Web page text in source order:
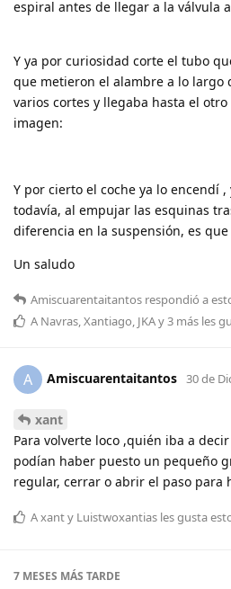
espiral antes de llegar a la válvula
Y ya por curiosidad corte el tubo
que metieron el alambre a lo largo
varios cortes y llegaba hasta el
imagen:
Y por cierto el coche ya lo encendí
todavía, al empujar las esquinas
diferencia en la suspensión, es
Un saludo
Amiscuarentaitantos respondió a
A Navras,Xantiago, JKAy3 más les
A Amiscuarentaitantos 30 de
xant
Para volverte loco ,quién iba a
podían haber puesto un pequeño
regular, cerrar o abrir el paso para
Axanty Luistwoxantias les gusta
7 MESES MÁS TARDE